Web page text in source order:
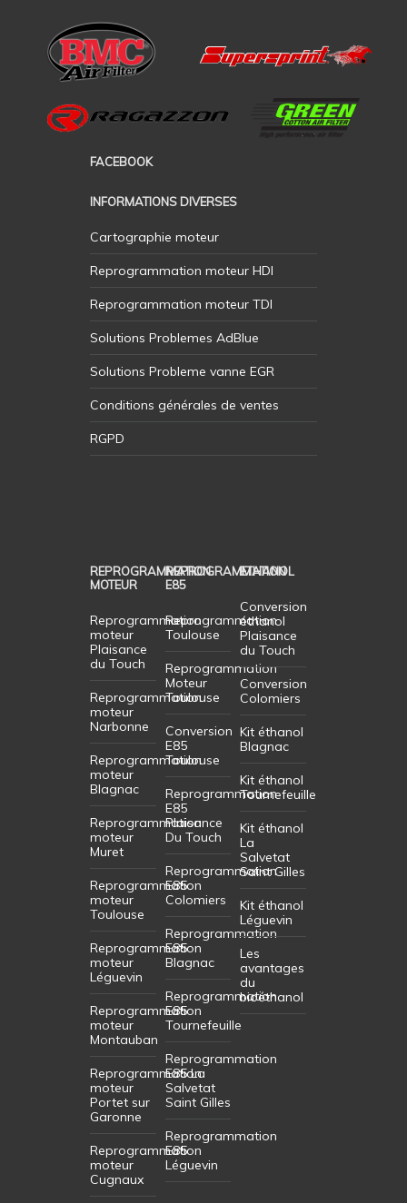
FACEBOOK
INFORMATIONS DIVERSES
Cartographie moteur
Reprogrammation moteur HDI
Reprogrammation moteur TDI
Solutions Problemes AdBlue
Solutions Probleme vanne EGR
Conditions générales de ventes
RGPD
REPROGRAMMATION
MOTEUR
Reprogrammation
moteur
Plaisance
du Touch
Reprogrammation
moteur
Narbonne
Reprogrammation
moteur
Blagnac
Reprogrammation
moteur
Muret
Reprogrammation
moteur
Toulouse
Reprogrammation
moteur
Léguevin
Reprogrammation
moteur
Montauban
Reprogrammation
moteur
Portet sur
Garonne
Reprogrammation
moteur
Cugnaux
REPROGRAMMATION
E85
Reprogrammation
Toulouse
Reprogrammation
Moteur
Toulouse
Conversion
E85
Toulouse
Reprogrammation
E85
Plaisance
Du Touch
Reprogrammation
E85
Colomiers
Reprogrammation
E85
Blagnac
Reprogrammation
E85
Tournefeuille
Reprogrammation
E85 La
Salvetat
Saint Gilles
Reprogrammation
E85
Léguevin
ETHANOL
Conversion
éthanol
Plaisance
du Touch
Conversion
Colomiers
Kit éthanol
Blagnac
Kit éthanol
Tournefeuille
Kit éthanol
La
Salvetat
Saint Gilles
Kit éthanol
Léguevin
Les
avantages
du
bioéthanol